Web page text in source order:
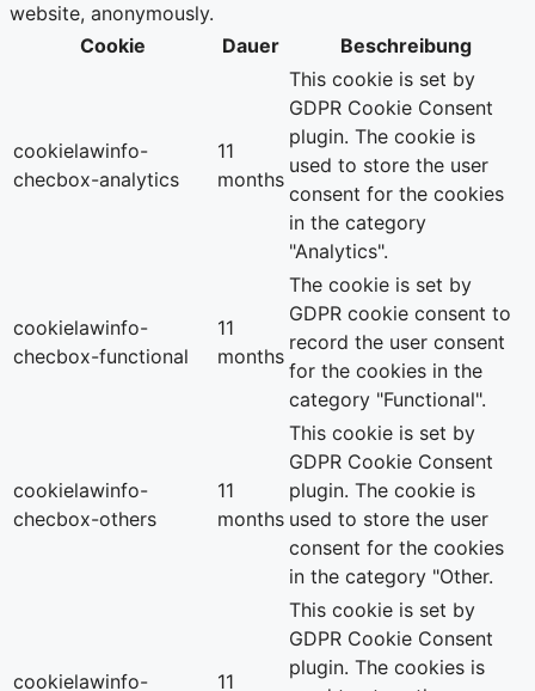
website, anonymously.
Cookie
Dauer Beschreibung
cookielawinfo-
checbox-analytics
11
months
This cookie is set by
GDPR Cookie Consent
plugin. The cookie is
used to store the user
consent for the cookies
in the category
"Analytics".
cookielawinfo-
checbox-functional
11
months
The cookie is set by
GDPR cookie consent to
record the user consent
for the cookies in the
category "Functional".
cookielawinfo-
checbox-others
11
months
This cookie is set by
GDPR Cookie Consent
plugin. The cookie is
used to store the user
consent for the cookies
in the category "Other.
cookielawinfo-
11
This cookie is set by
GDPR Cookie Consent
plugin. The cookies is